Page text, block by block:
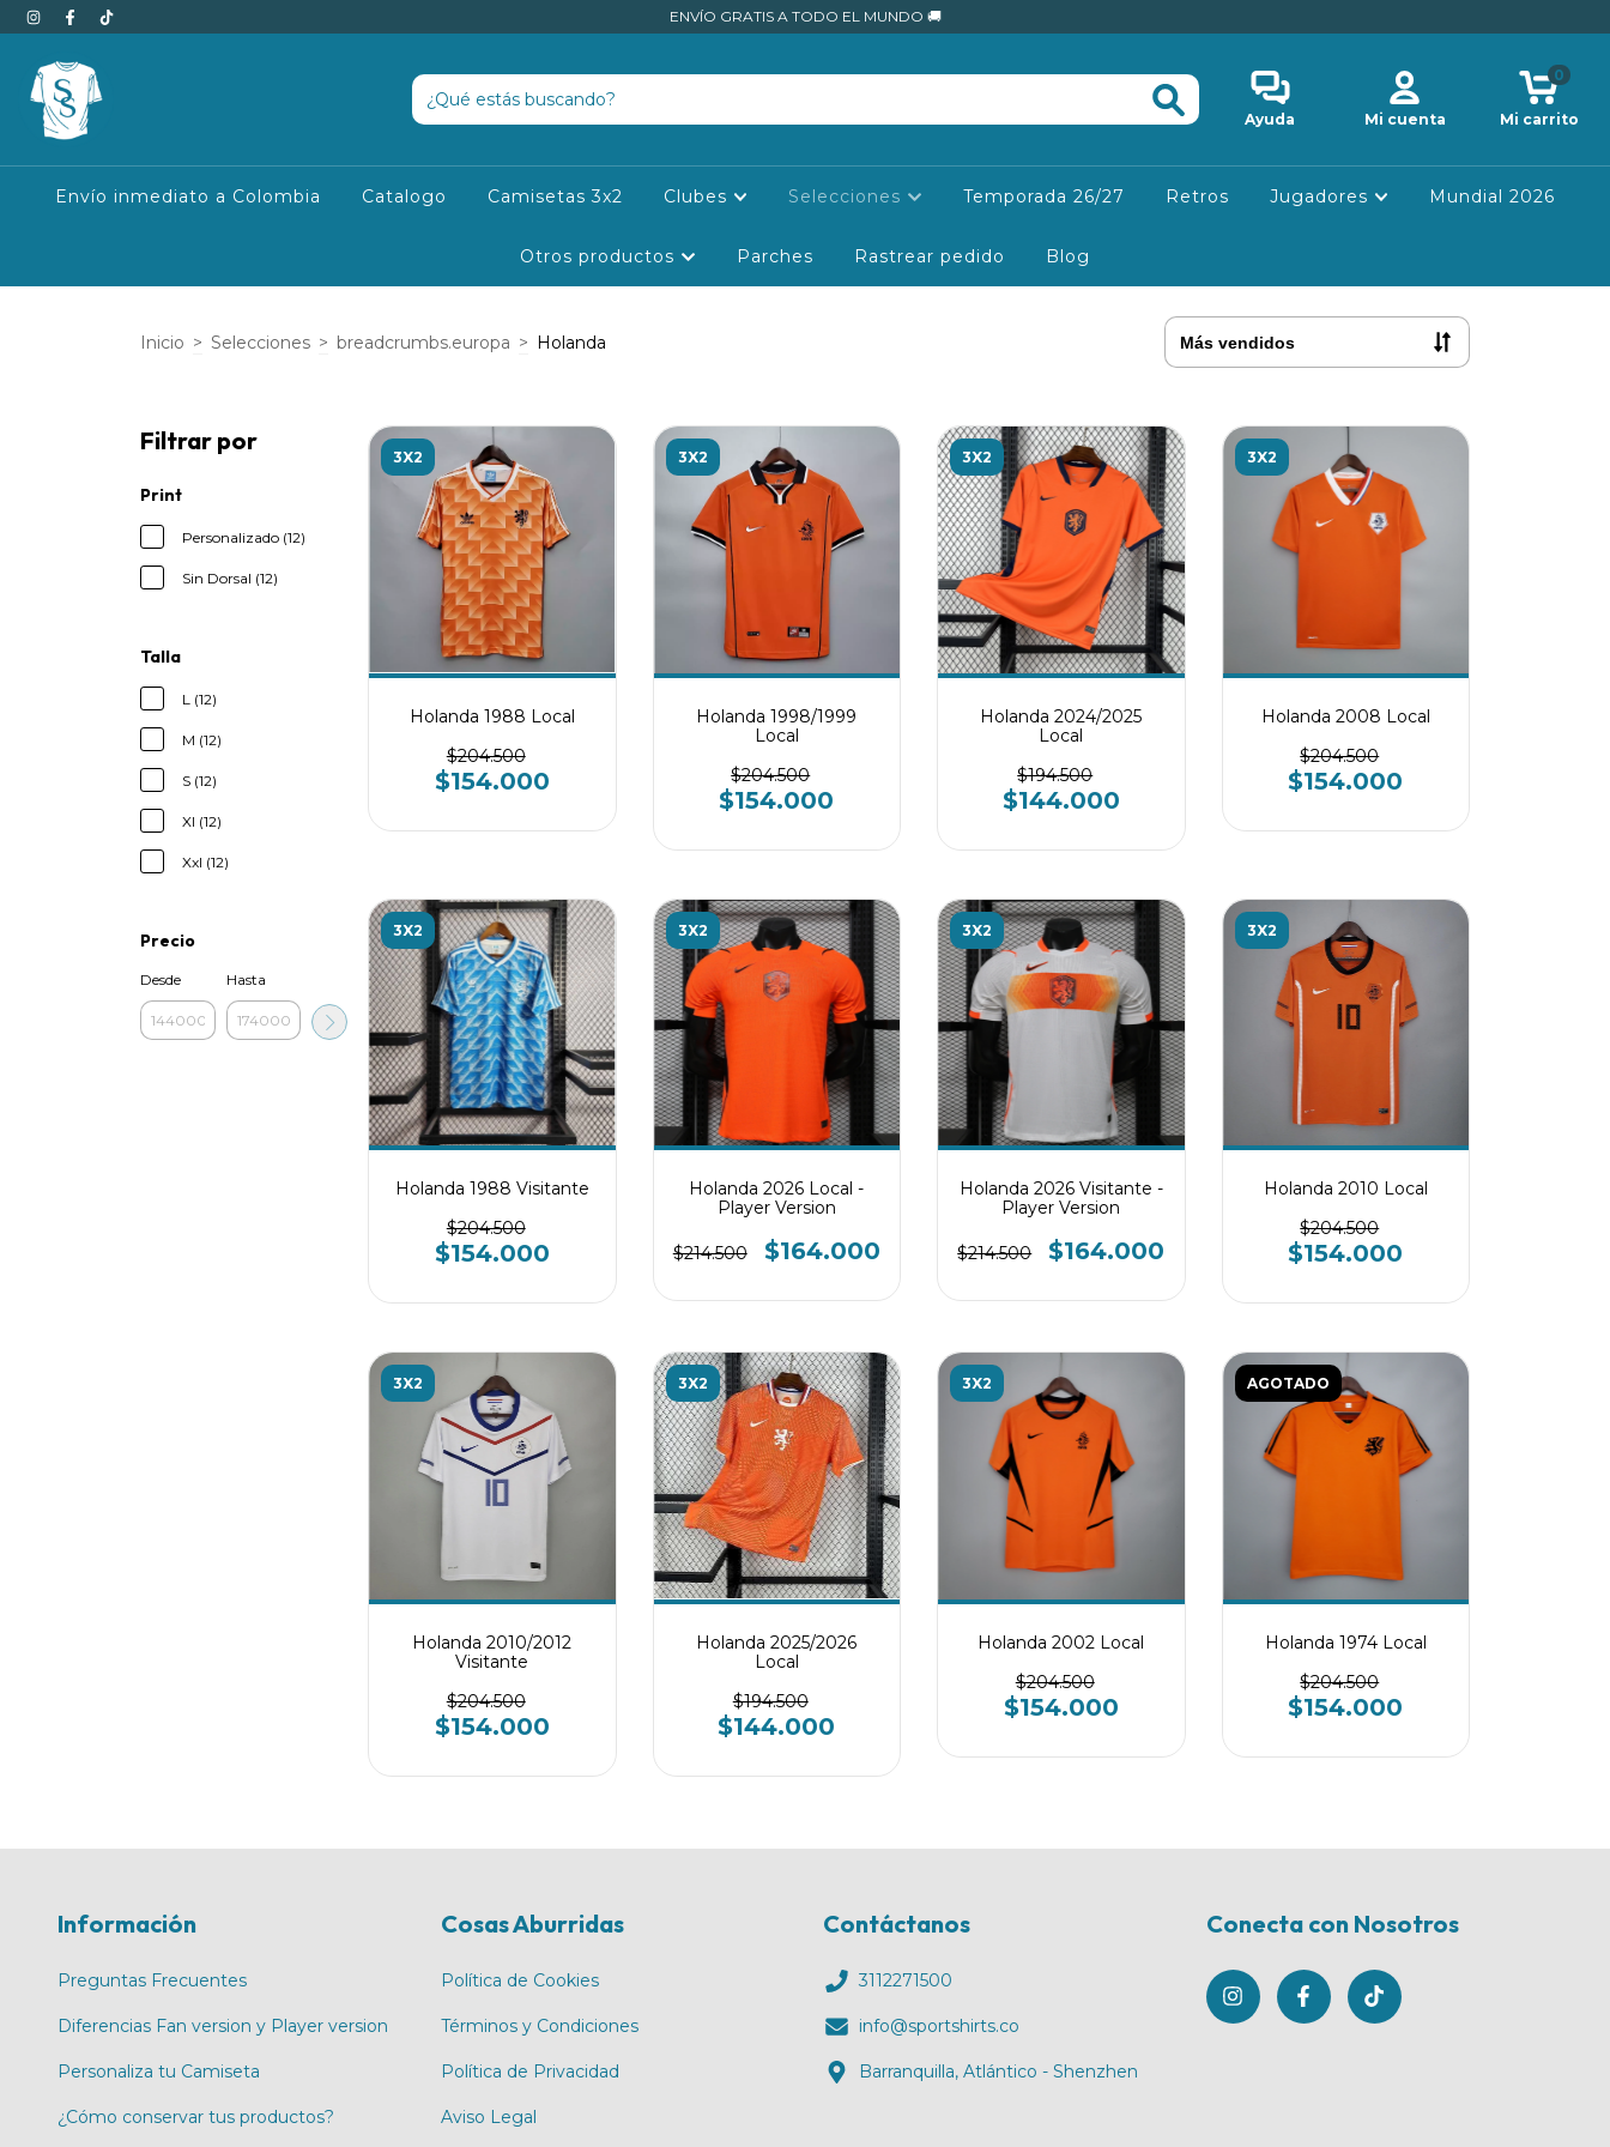
ENVÍO GRATIS A TODO EL MUNDO 🚚
Ayuda Mi cuenta Mi carrito
0
Envío inmediato a Colombia Catalogo Camisetas 3x2 Clubes Selecciones Temporada 26/27 Retros Jugadores Mundial 2026
Otros productos Parches Rastrear pedido Blog
Inicio > Selecciones > breadcrumbs.europa > Holanda
Filtrar por
Print
Personalizado (12)
Sin Dorsal (12)
Talla
L (12)
M (12)
S (12)
Xl (12)
Xxl (12)
Precio
Desde Hasta
3X2
Holanda 1988 Local
$204.500
$154.000
3X2
Holanda 1998/1999
Local
$204.500
$154.000
3X2
Holanda 2024/2025
Local
$194.500
$144.000
3X2
Holanda 2008 Local
$204.500
$154.000
3X2
Holanda 1988 Visitante
$204.500
$154.000
3X2
Holanda 2026 Local -
Player Version
$214.500 $164.000
3X2
Holanda 2026 Visitante -
Player Version
$214.500 $164.000
3X2
Holanda 2010 Local
$204.500
$154.000
3X2
Holanda 2010/2012
Visitante
$204.500
$154.000
3X2
Holanda 2025/2026
Local
$194.500
$144.000
3X2
Holanda 2002 Local
$204.500
$154.000
AGOTADO
Holanda 1974 Local
$204.500
$154.000
Información
Preguntas Frecuentes
Diferencias Fan version y Player version
Personaliza tu Camiseta
¿Cómo conservar tus productos?
Cosas Aburridas
Política de Cookies
Términos y Condiciones
Política de Privacidad
Aviso Legal
Contáctanos
3112271500
info@sportshirts.co
Barranquilla, Atlántico - Shenzhen
Conecta con Nosotros